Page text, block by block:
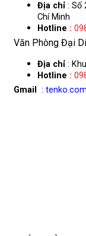
Địa chỉ : Số
Chí Minh
Hotline :
Văn Phòng Đại
Địa chỉ :
Hotline :
Gmail
: